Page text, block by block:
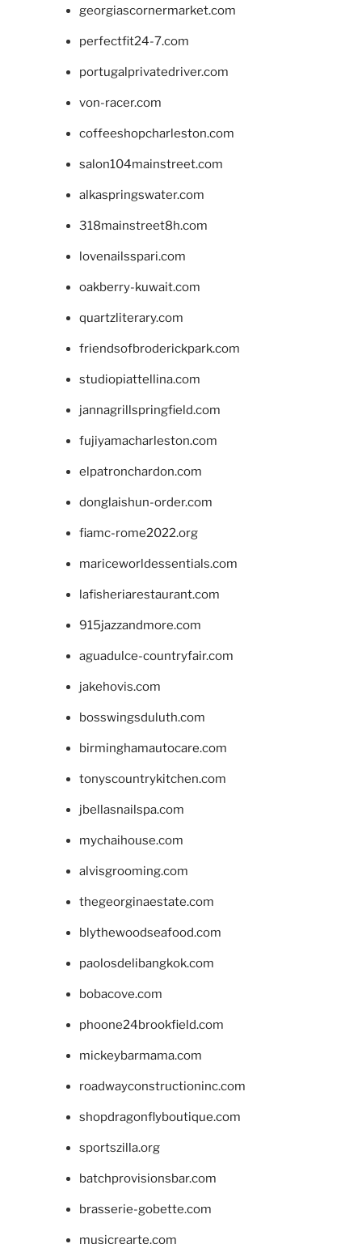
georgiascornermarket.com
perfectfit24-7.com
portugalprivatedriver.com
von-racer.com
coffeeshopcharleston.com
salon104mainstreet.com
alkaspringswater.com
318mainstreet8h.com
lovenailsspari.com
oakberry-kuwait.com
quartzliterary.com
friendsofbroderickpark.com
studiopiattellina.com
jannagrillspringfield.com
fujiyamacharleston.com
elpatronchardon.com
donglaishun-order.com
fiamc-rome2022.org
mariceworldessentials.com
lafisheriarestaurant.com
915jazzandmore.com
aguadulce-countryfair.com
jakehovis.com
bosswingsduluth.com
birminghamautocare.com
tonyscountrykitchen.com
jbellasnailspa.com
mychaihouse.com
alvisgrooming.com
thegeorginaestate.com
blythewoodseafood.com
paolosdelibangkok.com
bobacove.com
phoone24brookfield.com
mickeybarmama.com
roadwayconstructioninc.com
shopdragonflyboutique.com
sportszilla.org
batchprovisionsbar.com
brasserie-gobette.com
musicrearte.com